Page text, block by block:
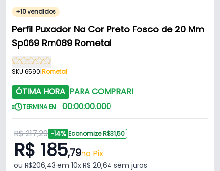
+10 vendidos
Perfil Puxador Na Cor Preto Fosco de 20 Mm
Sp069 Rm089 Rometal
SKU 6590|Rometal
ÓTIMA HORA PARA COMPRAR!
TERMINA EM 00:00:00.000
R$ 217,29 -14% Economize R$31,50
R$ 185,79no Pix
ou R$206,43 em 10x R$ 20,64 sem juros